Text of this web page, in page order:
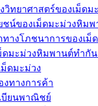
วิทยาศาสตร์ของเม็ด
ชน์ของเม็ดมะม่วงหิมพ
างโภชนาการของเม็
ดมะม่วงหิมพานต์ทำกัน
ม็ดมะม่วง
ทางการค้า
บียนพาณิชย์